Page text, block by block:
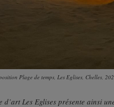
Plage de temps, Les Eglises, Chelles,
d’art Les Eglises présente ainsi